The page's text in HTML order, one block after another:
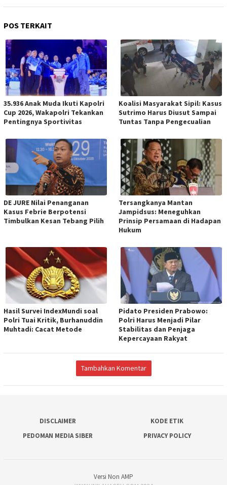
POS TERKAIT
35.936 Anak Muda Ikuti Kapolri
Cup 2026, Wakapolri Tekankan
Pentingnya Sportivitas
Koalisi Masyarakat Sipil: Kasus
Sutrimo Harus Diusut Sampai
Tuntas Tanpa Pengecualian
DE JURE Nilai Penanganan
Kasus Febrie Berpotensi
Timbulkan Kesan Tebang Pilih
Tersangkanya Mantan
Jampidsus: Meneguhkan
Prinsip Persamaan di Hadapan
Hukum
Hasil Survei IndexMundi soal
Polri Tuai Kritik, Burhanuddin
Muhtadi: Cacat Metode
Pidato Presiden Prabowo:
Polri Harus Menjadi Pilar
Stabilitas dan Penjaga
Kepercayaan Rakyat
Tambahkan Komentar
DISCLAIMER
KODE ETIK
PEDOMAN MEDIA SIBER
PRIVACY POLICY
Versi Non AMP